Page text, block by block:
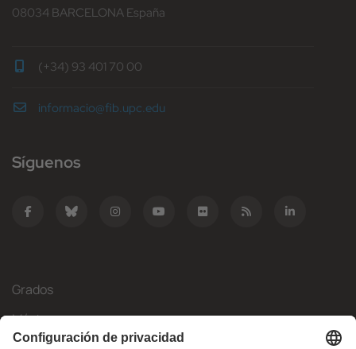
08034 BARCELONA España
(+34) 93 401 70 00
informacio@fib.upc.edu
Síguenos
Grados
Másteres